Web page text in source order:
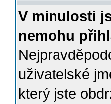
V minulosti
nemohu
uživatelské
který jste